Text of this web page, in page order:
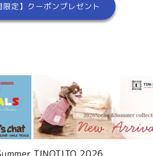
限定】クーポンプレゼント